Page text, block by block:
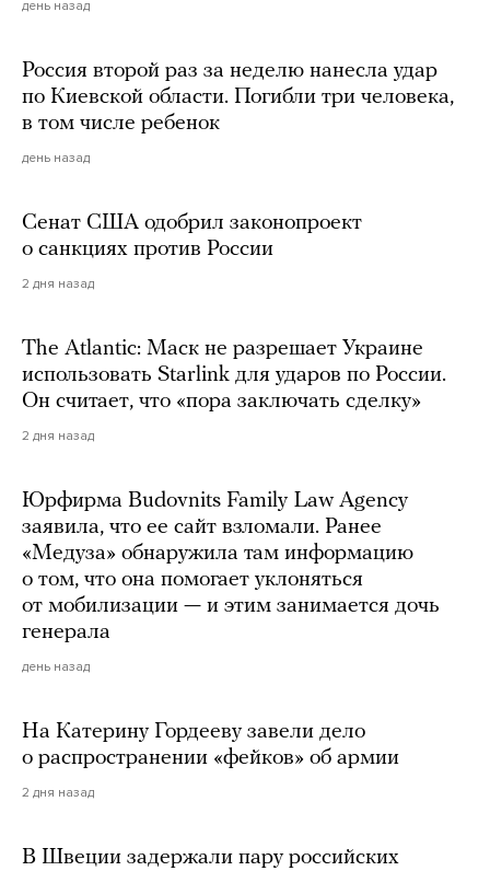
день назад
Россия второй раз за неделю нанесла удар
по Киевской области. Погибли три человека,
в том числе ребенок
день назад
Сенат США одобрил законопроект
о санкциях против России
2 дня назад
The Atlantic: Маск не разрешает Украине
использовать Starlink для ударов по России.
Он считает, что «пора заключать сделку»
2 дня назад
Юрфирма Budovnits Family Law Agency
заявила, что ее сайт взломали. Ранее
«Медуза» обнаружила там информацию
о том, что она помогает уклоняться
от мобилизации — и этим занимается дочь
генерала
день назад
На Катерину Гордееву завели дело
о распространении «фейков» об армии
2 дня назад
В Швеции задержали пару российских